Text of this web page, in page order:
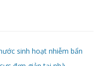
sinh hoạt nhiễm bẩn